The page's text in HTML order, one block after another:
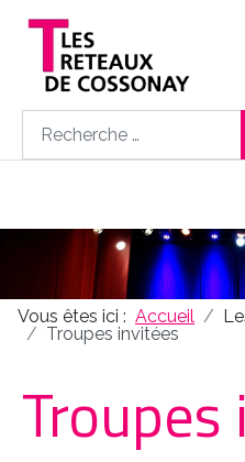
Vous êtes ici : Accueil
Troupes invitées